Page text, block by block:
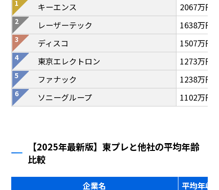
キーエンス
2067万円
レーザーテック
1638万円
ディスコ
1507万円
東京エレクトロン
1273万円
ファナック
1238万円
ソニーグループ
1102万円
【2025年最新版】東プレと他社の平均年齢
比較
企業名
平均年収